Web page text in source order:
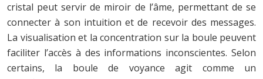
cristal peut servir de miroir de l’âme, permettant de se
connecter à son intuition et de recevoir des messages.
La visualisation et la concentration sur la boule peuvent
faciliter l’accès à des informations inconscientes. Selon
certains, la boule de voyance agit comme un